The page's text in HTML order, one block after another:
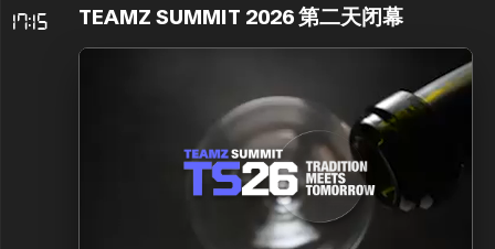
17:15 TEAMZ SUMMIT 2026 第二天闭幕